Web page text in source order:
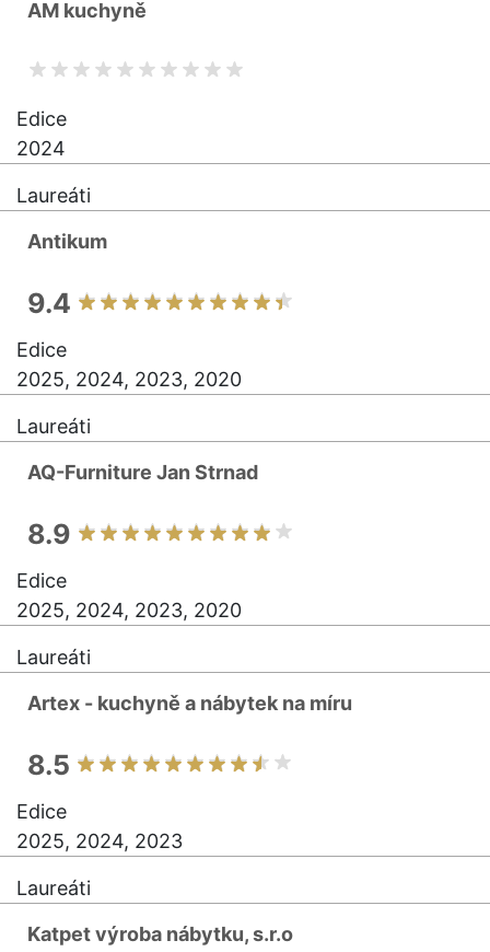
AM kuchyně
Edice
2024
Laureáti
Antikum
9.4
Edice
2025, 2024, 2023, 2020
Laureáti
AQ-Furniture Jan Strnad
8.9
Edice
2025, 2024, 2023, 2020
Laureáti
Artex - kuchyně a nábytek na míru
8.5
Edice
2025, 2024, 2023
Laureáti
Katpet výroba nábytku, s.r.o